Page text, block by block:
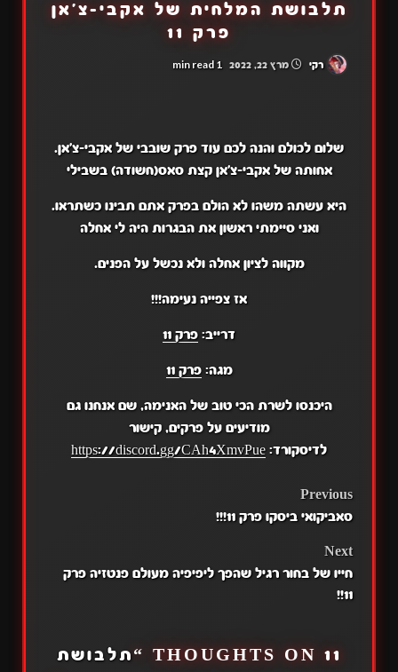
תלבושת המלחית של אקבי-צ'אן
פרק 11
רקי מרץ 22, 2022 1 min read
שלום לכולם והנה לכם עוד פרק שובבי של אקבי-צ'אן.
אחותה של אקבי-צ'אן קצת סאס(חשודה) בשבילי
היא עשתה משהו לא הולם בפרק אתם תבינו כשתראו.
ואני סיימתי ראשון את הבגרות היה לי אחלה
מקווה לציון אחלה ולא נכשל על הפנים.
אז צפייה נעימה!!!
דרייב: פרק 11
מגה:פרק 11
היכנסו לשרת הכי טוב של האנימה, שם אנחנו גם
מודיעים על פרקים, קישור
לדיסקורד: https://discord.gg/CAh4XmvPue
POST
Previous
סאביקואי ביסקו פרק 11!!!
Next
חייו של בחור רגיל שהפך ליפיפיה מעולם פנטזיה פרק
11!!
11 THOUGHTS ON “
תלבושת